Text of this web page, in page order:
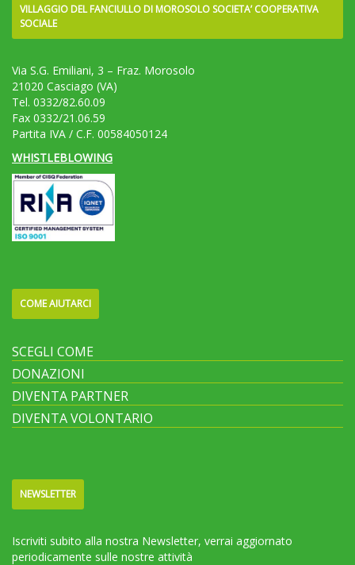
VILLAGGIO DEL FANCIULLO DI MOROSOLO SOCIETA’ COOPERATIVA
SOCIALE
Via S.G. Emiliani, 3 – Fraz. Morosolo
21020 Casciago (VA)
Tel. 0332/82.60.09
Fax 0332/21.06.59
Partita IVA / C.F. 00584050124
WHISTLEBLOWING
COME AIUTARCI
SCEGLI COME
DONAZIONI
DIVENTA PARTNER
DIVENTA VOLONTARIO
NEWSLETTER
Iscriviti subito alla nostra Newsletter, verrai aggiornato
periodicamente sulle nostre attività